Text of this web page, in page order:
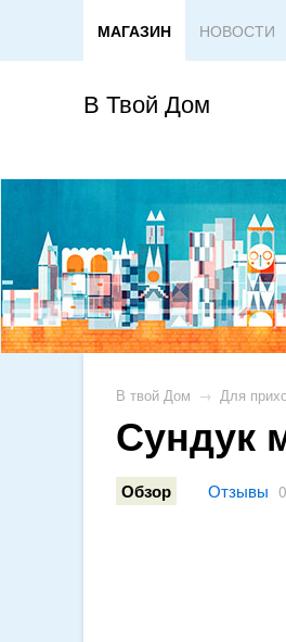
МАГАЗИН НОВОСТИ
В Твой Дом
В твой Дом → Для
Сундук
Обзор Отзывы 0